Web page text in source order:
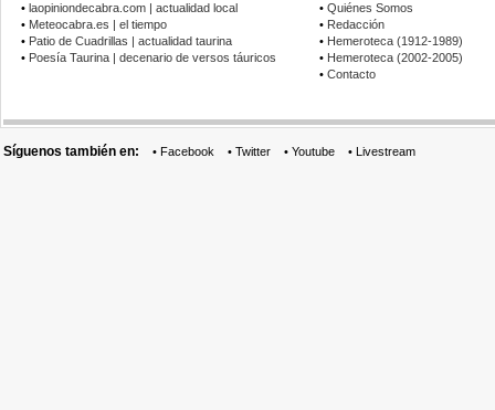
• laopiniondecabra.com | actualidad local
• Meteocabra.es | el tiempo
• Patio de Cuadrillas | actualidad taurina
• Poesía Taurina | decenario de versos táuricos
• Quiénes Somos
• Redacción
• Hemeroteca (1912-1989)
• Hemeroteca (2002-2005)
• Contacto
Síguenos también en: • Facebook • Twitter • Youtube • Livestream